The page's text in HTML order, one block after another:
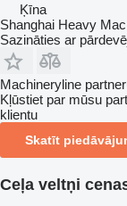
Ķīna
Shanghai Heavy
Sazināties ar
Machineryline
Kļūstiet par mūsu
klientu
Skatīt
Ceļa veltņi